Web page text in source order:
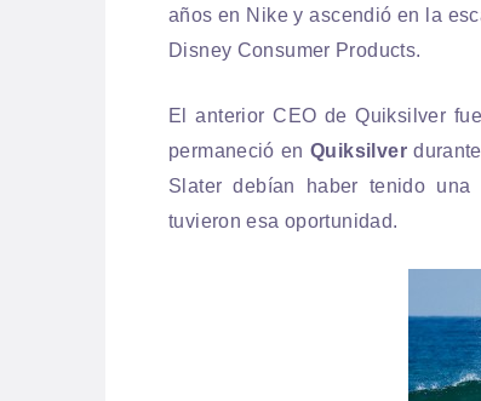
años en Nike y ascendió en la
Disney Consumer Products.
El anterior CEO de Quiksilver
permaneció enQuiksilver
Slater debían haber tenido
tuvieron esa oportunidad.